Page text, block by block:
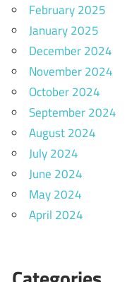
February 2025
January 2025
December 2024
November 2024
October 2024
September 2024
August 2024
July 2024
June 2024
May 2024
April 2024